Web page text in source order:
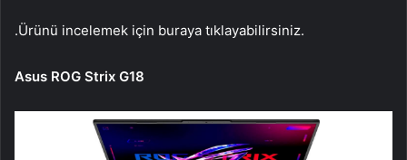
.Ürünü incelemek için buraya tıklayabilirsiniz.
Asus ROG Strix G18